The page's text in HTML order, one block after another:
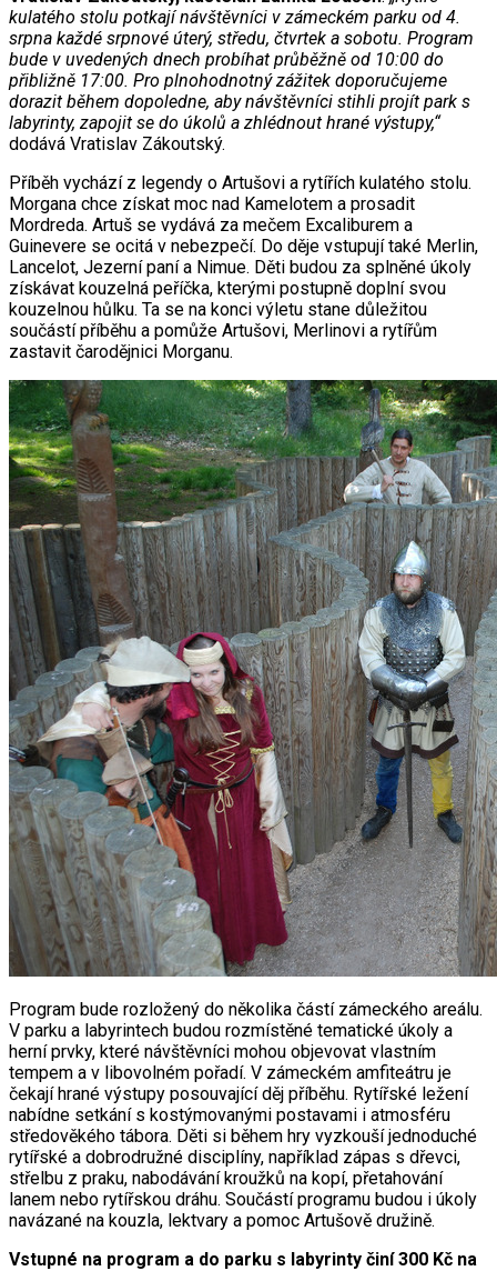
kulatého stolu potkají návštěvníci v zámeckém parku od 4.
srpna každé srpnové úterý, středu, čtvrtek a sobotu. Program
bude v uvedených dnech probíhat průběžně od 10:00 do
přibližně 17:00. Pro plnohodnotný zážitek doporučujeme
dorazit během dopoledne, aby návštěvníci stihli projít park s
labyrinty, zapojit se do úkolů a zhlédnout hrané výstupy,“
dodává Vratislav Zákoutský.
Příběh vychází z legendy o Artušovi a rytířích kulatého stolu.
Morgana chce získat moc nad Kamelotem a prosadit
Mordreda. Artuš se vydává za mečem Excaliburem a
Guinevere se ocitá v nebezpečí. Do děje vstupují také Merlin,
Lancelot, Jezerní paní a Nimue. Děti budou za splněné úkoly
získávat kouzelná peříčka, kterými postupně doplní svou
kouzelnou hůlku. Ta se na konci výletu stane důležitou
součástí příběhu a pomůže Artušovi, Merlinovi a rytířům
zastavit čarodějnici Morganu.
Program bude rozložený do několika částí zámeckého areálu.
V parku a labyrintech budou rozmístěné tematické úkoly a
herní prvky, které návštěvníci mohou objevovat vlastním
tempem a v libovolném pořadí. V zámeckém amfiteátru je
čekají hrané výstupy posouvající děj příběhu. Rytířské ležení
nabídne setkání s kostýmovanými postavami i atmosféru
středověkého tábora. Děti si během hry vyzkouší jednoduché
rytířské a dobrodružné disciplíny, například zápas s dřevci,
střelbu z praku, nabodávání kroužků na kopí, přetahování
lanem nebo rytířskou dráhu. Součástí programu budou i úkoly
navázané na kouzla, lektvary a pomoc Artušově družině.
Vstupné na program a do parku s labyrinty činí 300 Kč na